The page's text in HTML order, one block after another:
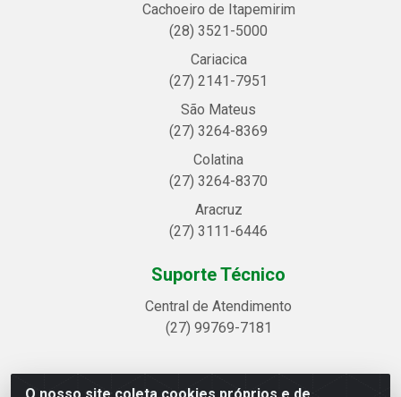
Cachoeiro de Itapemirim
(28) 3521-5000
Cariacica
(27) 2141-7951
São Mateus
(27) 3264-8369
Colatina
(27) 3264-8370
Aracruz
(27) 3111-6446
Suporte Técnico
Central de Atendimento
(27) 99769-7181